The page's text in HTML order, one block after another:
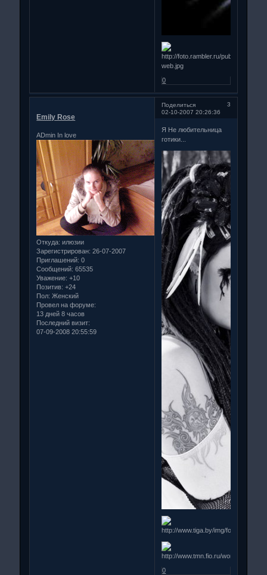
0
Поделиться
3
02-10-2007 20:26:36
Emily Rose
ADmin In love
Откуда: илюзии
Зарегистрирован: 26-07-2007
Приглашений: 0
Сообщений: 65535
Уважение: +10
Позитив: +24
Пол: Женский
Провел на форуме:
13 дней 8 часов
Последний визит:
07-09-2008 20:55:59
Я Не любительница
готики...
0